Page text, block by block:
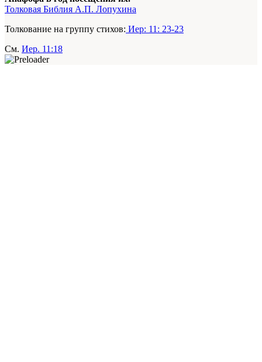
Толковая Библия А.П. Лопухина
Толкование на группу стихов: Иер: 11: 23-23
См. Иер. 11:18